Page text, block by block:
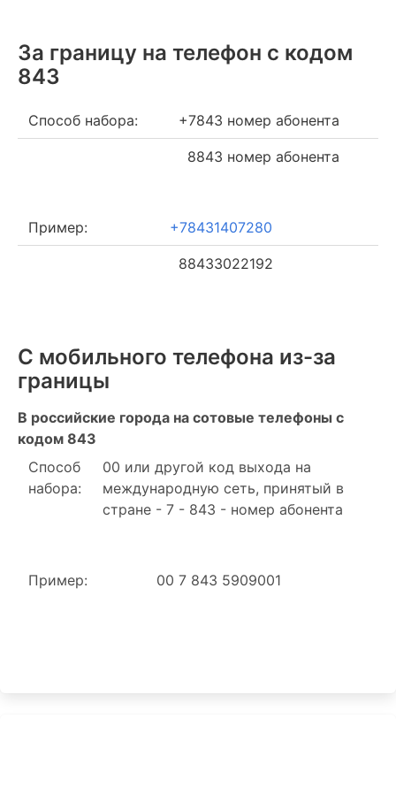
За границу на телефон c кодом
843
Способ набора: +7843 номер абонента
8843 номер абонента
Пример: +78431407280
88433022192
С мобильного телефона из-за
границы
В российские города на сотовые телефоны с
кодом 843
Способ
набора:
00 или другой код выхода на
международную сеть, принятый в
стране - 7 - 843 - номер абонента
Пример: 00 7 843 5909001